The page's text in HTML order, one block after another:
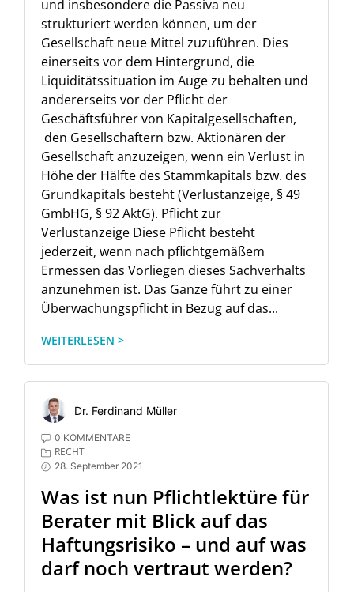
und insbesondere die Passiva neu
strukturiert werden können, um der
Gesellschaft neue Mittel zuzuführen. Dies
einerseits vor dem Hintergrund, die
Liquiditätssituation im Auge zu behalten und
andererseits vor der Pflicht der
Geschäftsführer von Kapitalgesellschaften,
den Gesellschaftern bzw. Aktionären der
Gesellschaft anzuzeigen, wenn ein Verlust in
Höhe der Hälfte des Stammkapitals bzw. des
Grundkapitals besteht (Verlustanzeige, § 49
GmbHG, § 92 AktG). Pflicht zur
Verlustanzeige Diese Pflicht besteht
jederzeit, wenn nach pflichtgemäßem
Ermessen das Vorliegen dieses Sachverhalts
anzunehmen ist. Das Ganze führt zu einer
Überwachungspflicht in Bezug auf das...
WEITERLESEN >
Dr. Ferdinand Müller
0 KOMMENTARE
RECHT
28. September 2021
Was ist nun Pflichtlektüre für
Berater mit Blick auf das
Haftungsrisiko – und auf was
darf noch vertraut werden?